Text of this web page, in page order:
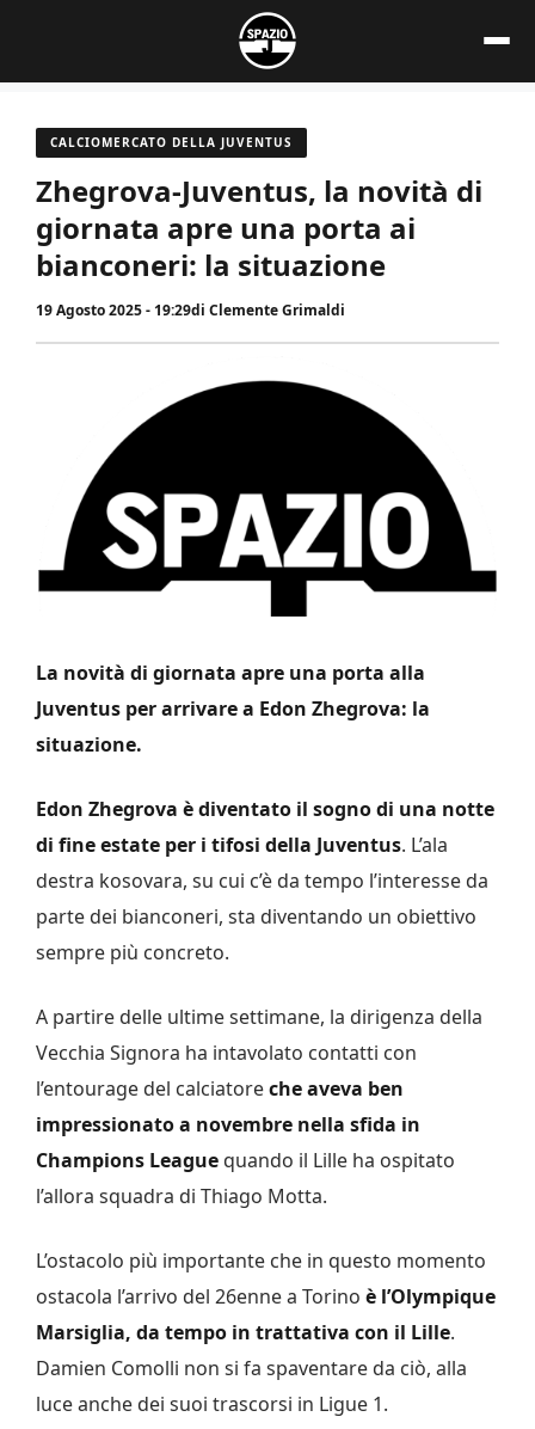
contenuto
CALCIOMERCATO DELLA JUVENTUS
Zhegrova-Juventus, la novità di
giornata apre una porta ai
bianconeri: la situazione
19 Agosto 2025 - 19:29di Clemente Grimaldi
La novità di giornata apre una porta alla
Juventus per arrivare a Edon Zhegrova: la
situazione.
Edon Zhegrova è diventato il sogno di una notte
di fine estate per i tifosi della Juventus. L’ala
destra kosovara, su cui c’è da tempo l’interesse da
parte dei bianconeri, sta diventando un obiettivo
sempre più concreto.
A partire delle ultime settimane, la dirigenza della
Vecchia Signora ha intavolato contatti con
l’entourage del calciatoreche aveva ben
impressionato a novembre nella sfida in
Champions League quando il Lille ha ospitato
l’allora squadra di Thiago Motta.
L’ostacolo più importante che in questo momento
ostacola l’arrivo del 26enne a Torino è l’Olympique
Marsiglia, da tempo in trattativa con il Lille.
Damien Comolli non si fa spaventare da ciò, alla
luce anche dei suoi trascorsi in Ligue 1.